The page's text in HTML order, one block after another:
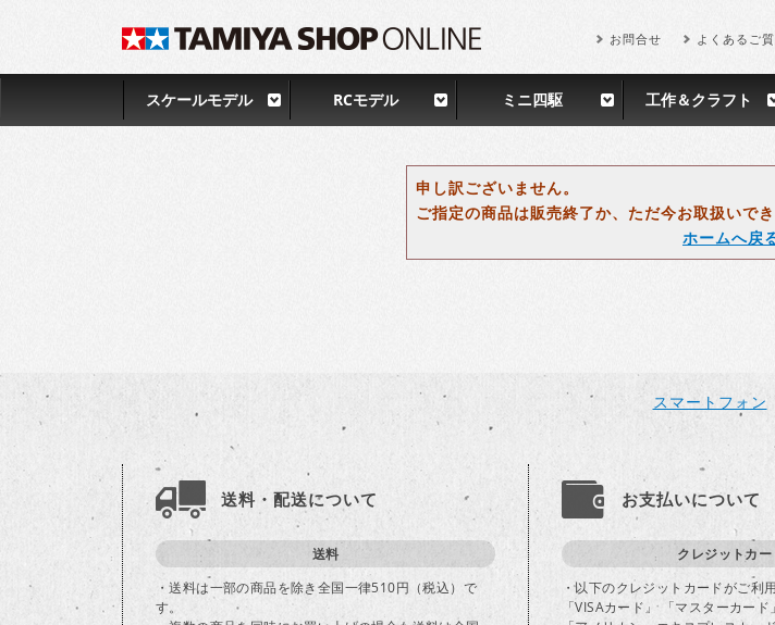
お問合せ よくあるご
スケールモデル RCモデル ミニ四駆 工作＆クラフト
申し訳ございません。
ご指定の商品は販売終了か、ただ今お取扱いでき
ホームへ戻
スマートフォン
送料・配送について
送料
・送料は一部の商品を除き全国一律510円（税込）で
す。
お支払いについて
クレジットカー
・以下のクレジットカードがご利
「VISAカード」 「マスターカード